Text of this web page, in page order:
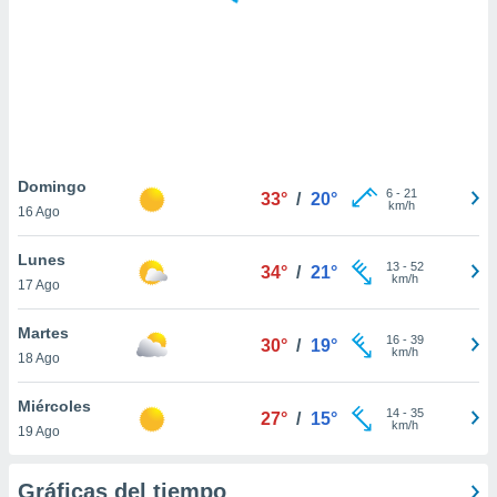
únicos
similares
como
IP
posible
traten tus
en
Para
Domingo
16 Ago
33° / 20° 6- 21
km/h
Lunes
17 Ago
34° / 21° 13- 52
km/h
Martes
18 Ago
30° / 19° 16- 39
km/h
Miércoles
19 Ago
27° / 15° 14- 35
km/h
Gráficas del tiempo